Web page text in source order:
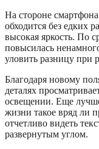
На стороне
обходится без едких
высокая яркость. По
повысилась
уловить разницу при
Благодаря новому
деталях
освещении. Еще
жизни такое вряд ли
отчетливо видеть
развернутым углом.